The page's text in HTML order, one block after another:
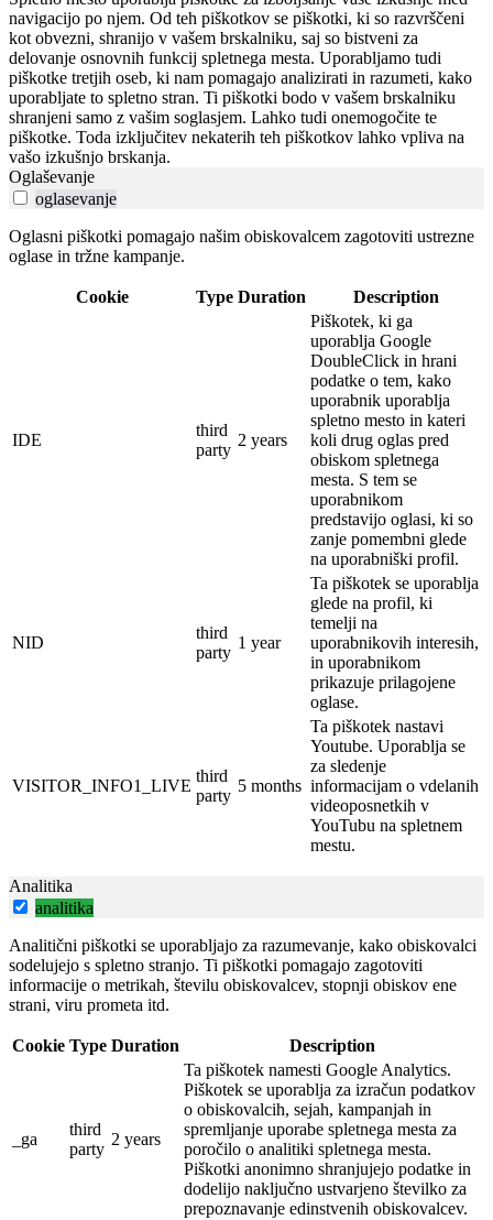
navigacijo po njem. Od teh piškotkov se piškotki, ki so razvrščeni
kot obvezni, shranijo v vašem brskalniku, saj so bistveni za
delovanje osnovnih funkcij spletnega mesta. Uporabljamo tudi
piškotke tretjih oseb, ki nam pomagajo analizirati in razumeti, kako
uporabljate to spletno stran. Ti piškotki bodo v vašem brskalniku
shranjeni samo z vašim soglasjem. Lahko tudi onemogočite te
piškotke. Toda izključitev nekaterih teh piškotkov lahko vpliva na
vašo izkušnjo brskanja.
Oglaševanje
oglasevanje
Oglasni piškotki pomagajo našim obiskovalcem zagotoviti ustrezne
oglase in tržne kampanje.
Cookie Type Duration Description
IDE
third
party
2 years
Piškotek, ki ga
uporablja Google
DoubleClick in hrani
podatke o tem, kako
uporabnik uporablja
spletno mesto in kateri
koli drug oglas pred
obiskom spletnega
mesta. S tem se
uporabnikom
predstavijo oglasi, ki so
zanje pomembni glede
na uporabniški profil.
NID
third
party
1 year
Ta piškotek se uporablja
glede na profil, ki
temelji na
uporabnikovih interesih,
in uporabnikom
prikazuje prilagojene
oglase.
VISITOR_INFO1_LIVE
third
party
5 months
Ta piškotek nastavi
Youtube. Uporablja se
za sledenje
informacijam o vdelanih
videoposnetkih v
YouTubu na spletnem
mestu.
Analitika
analitika
Analitični piškotki se uporabljajo za razumevanje, kako obiskovalci
sodelujejo s spletno stranjo. Ti piškotki pomagajo zagotoviti
informacije o metrikah, številu obiskovalcev, stopnji obiskov ene
strani, viru prometa itd.
Cookie Type Duration Description
_ga
third
party
2 years
Ta piškotek namesti Google Analytics.
Piškotek se uporablja za izračun podatkov
o obiskovalcih, sejah, kampanjah in
spremljanje uporabe spletnega mesta za
poročilo o analitiki spletnega mesta.
Piškotki anonimno shranjujejo podatke in
dodelijo naključno ustvarjeno številko za
prepoznavanje edinstvenih obiskovalcev.